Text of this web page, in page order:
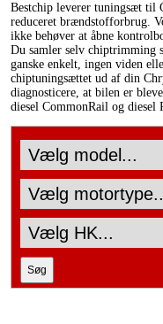
Bestchip leverer tuningsæt til
reduceret brændstofforbrug.
ikke behøver at åbne
Du samler selv chiptrimming
ganske enkelt, ingen viden
chiptuningsættet ud af din
diagnosticere, at bilen er
diesel CommonRail og diesel